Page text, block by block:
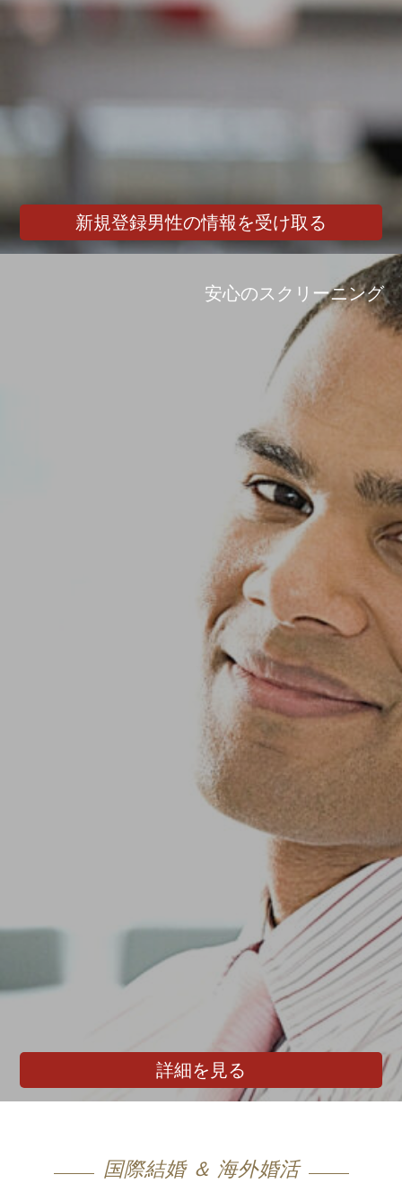
新規登録男性の情報を受け取る
安心のスクリーニング
詳細を見る
国際結婚 ＆ 海外婚活